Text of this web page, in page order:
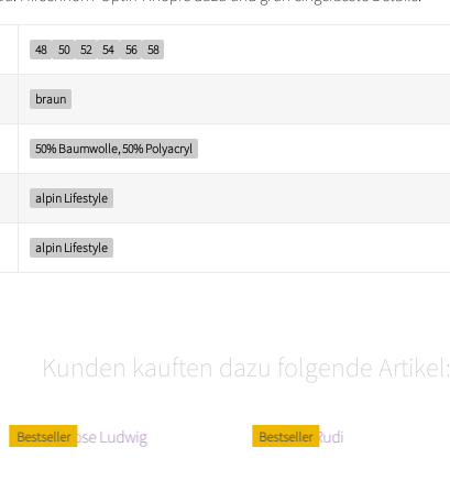
48 50 52 54 56 58
braun
50% Baumwolle, 50% Polyacryl
alpin Lifestyle
alpin Lifestyle
Kunden kauften dazu folgende Artikel:
Bestseller Bestseller